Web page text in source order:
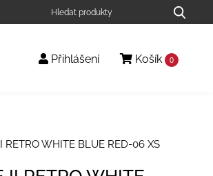
Přihlášení Košík 0
WHITE BLUE RED-06 XS